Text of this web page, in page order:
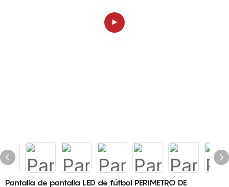
Pantalla de pantalla LED de fútbol PERIMETRO DE